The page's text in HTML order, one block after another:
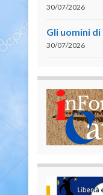
30/07/2026
Gli uomini
30/07/2026